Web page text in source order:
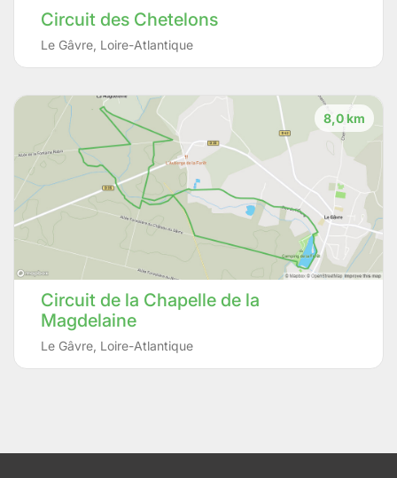
Circuit des Chetelons
Le Gâvre Loire-Atlantique
8,0 km
Circuit de la Chapelle de la
Magdelaine
Le Gâvre Loire-Atlantique